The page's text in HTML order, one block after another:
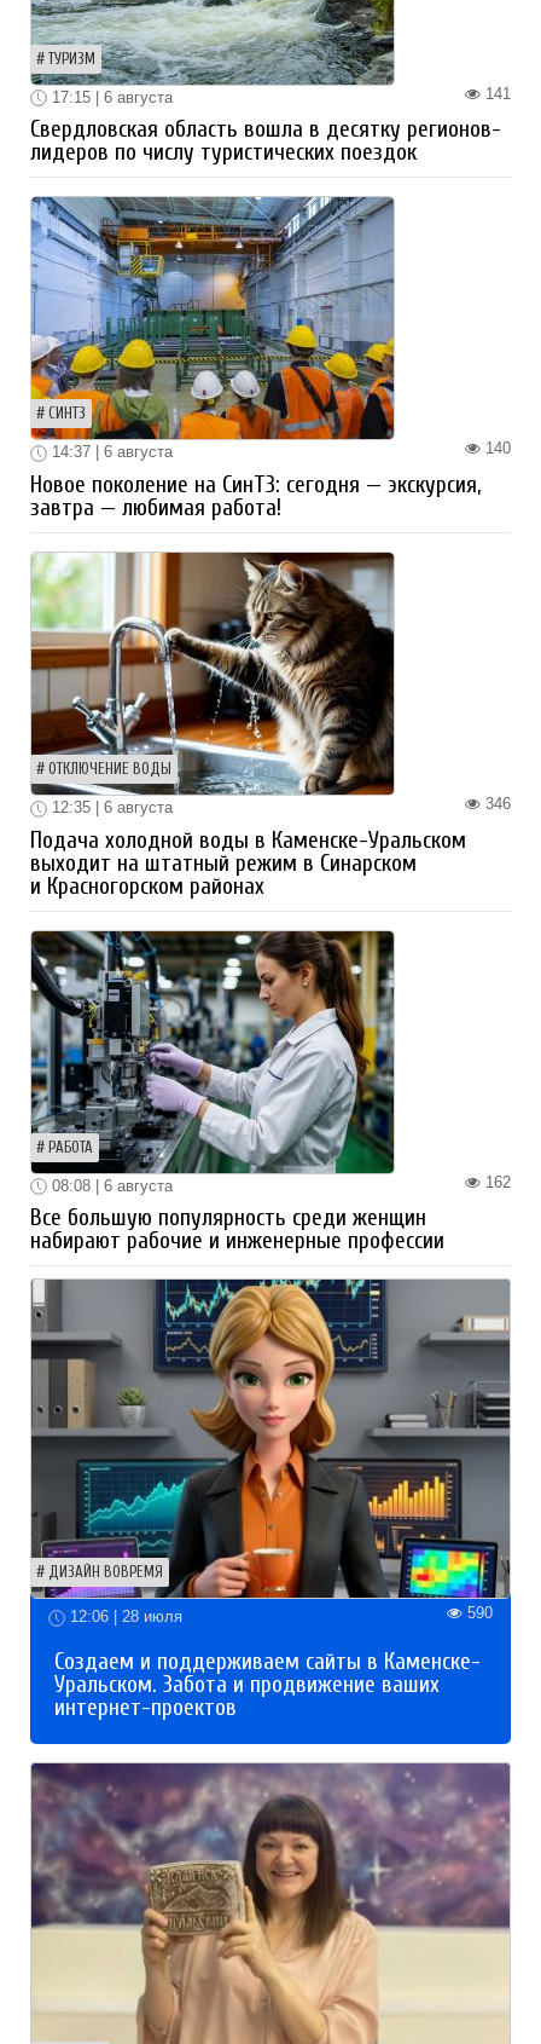
ТУРИЗМ
141
17:15 | 6 августа
Свердловская область вошла в десятку регионов-
лидеров по числу туристических поездок
СИНТЗ
140
14:37 | 6 августа
Новое поколение на СинТЗ: сегодня — экскурсия,
завтра — любимая работа!
ОТКЛЮЧЕНИЕ ВОДЫ
346
12:35 | 6 августа
Подача холодной воды в Каменске-Уральском
выходит на штатный режим в Синарском
и Красногорском районах
РАБОТА
162
08:08 | 6 августа
Все большую популярность среди женщин
набирают рабочие и инженерные профессии
ДИЗАЙН ВОВРЕМЯ
12:06 | 28 июля 590
Создаем и поддерживаем сайты в Каменске-
Уральском. Забота и продвижение ваших
интернет-проектов